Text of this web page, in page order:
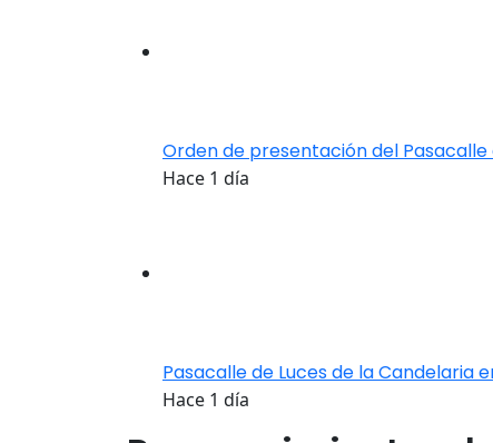
Orden de presentación del
Hace 1 día
Pasacalle de Luces de la Candelaria
Hace 1 día